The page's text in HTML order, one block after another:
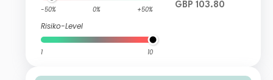
-50% 0% +50%
Risiko-Level
1 10
GBP 103.80